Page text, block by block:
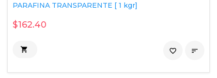
PARAFINA TRANSPARENTE [ 1 kgr]
$162.40
 
favorite_border